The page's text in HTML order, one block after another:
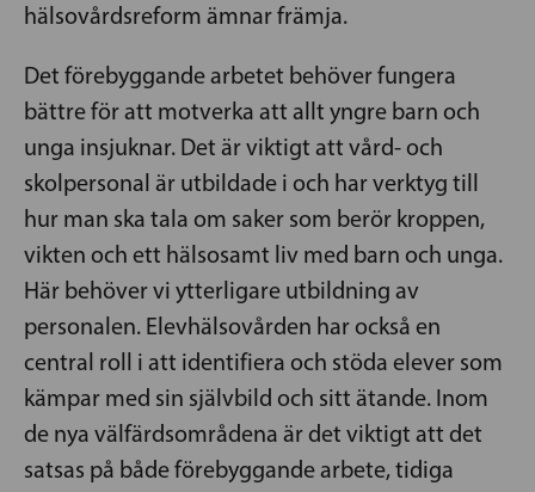
hälsovårdsreform ämnar främja.
Det förebyggande arbetet behöver fungera
bättre för att motverka att allt yngre barn och
unga insjuknar. Det är viktigt att vård- och
skolpersonal är utbildade i och har verktyg till
hur man ska tala om saker som berör kroppen,
vikten och ett hälsosamt liv med barn och unga.
Här behöver vi ytterligare utbildning av
personalen. Elevhälsovården har också en
central roll i att identifiera och stöda elever som
kämpar med sin självbild och sitt ätande. Inom
de nya välfärdsområdena är det viktigt att det
satsas på både förebyggande arbete, tidiga